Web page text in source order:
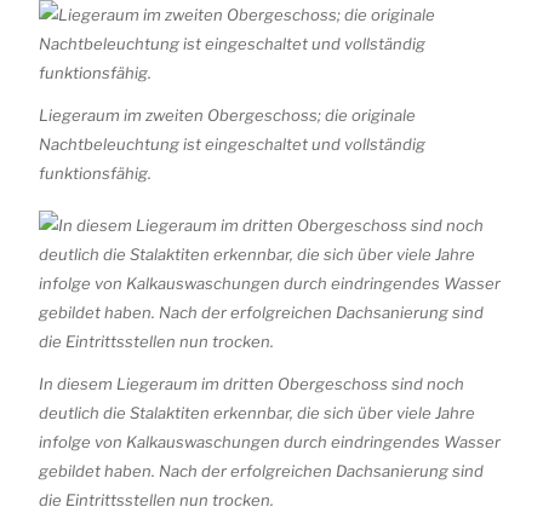
Liegeraum im zweiten Obergeschoss; die originale
Nachtbeleuchtung ist eingeschaltet und vollständig
funktionsfähig.
In diesem Liegeraum im dritten Obergeschoss sind noch
deutlich die Stalaktiten erkennbar, die sich über viele Jahre
infolge von Kalkauswaschungen durch eindringendes Wasser
gebildet haben. Nach der erfolgreichen Dachsanierung sind
die Eintrittsstellen nun trocken.